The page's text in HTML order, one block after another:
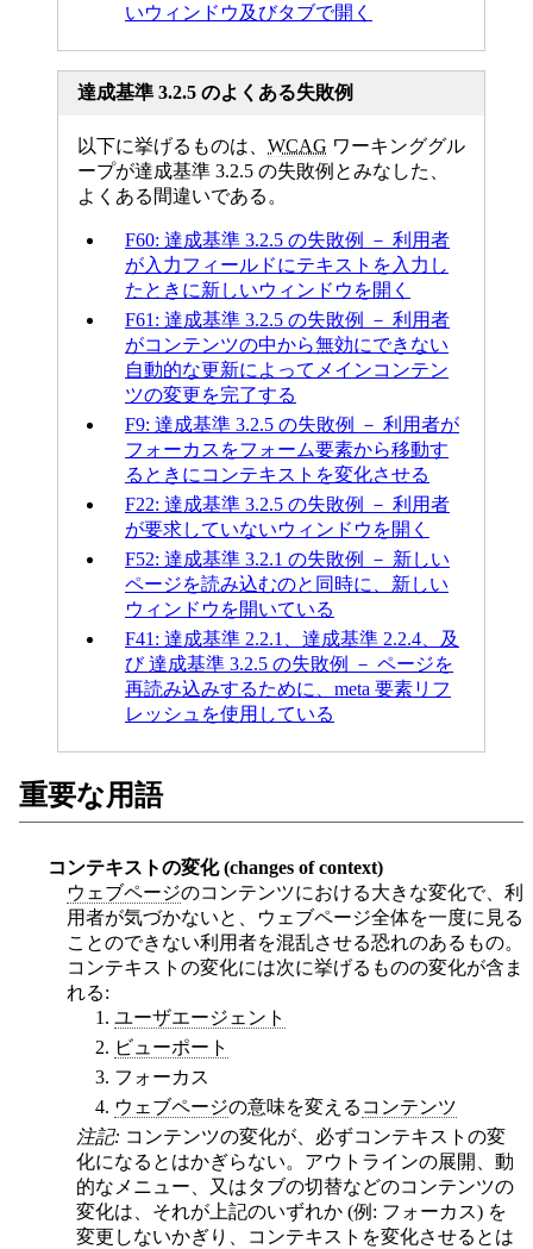
いウィンドウ及びタブで開く
達成基準 3.2.5 のよくある失敗例
以下に挙げるものは、 WCAG ワーキンググル
ープが達成基準 3.2.5 の失敗例とみなした、
よくある間違いである。
F60: 達成基準 3.2.5 の失敗例 － 利用者
が入力フィールドにテキストを入力し
たときに新しいウィンドウを開く
F61: 達成基準 3.2.5 の失敗例 － 利用者
がコンテンツの中から無効にできない
自動的な更新によってメインコンテン
ツの変更を完了する
F9: 達成基準 3.2.5 の失敗例 － 利用者が
フォーカスをフォーム要素から移動す
るときにコンテキストを変化させる
F22: 達成基準 3.2.5 の失敗例 － 利用者
が要求していないウィンドウを開く
F52: 達成基準 3.2.1 の失敗例 － 新しい
ページを読み込むのと同時に、新しい
ウィンドウを開いている
F41: 達成基準 2.2.1、達成基準 2.2.4、及
び 達成基準 3.2.5 の失敗例 － ページを
再読み込みするために、meta 要素リフ
レッシュを使用している
重要な用語
コンテキストの変化 (changes of context)
ウェブページのコンテンツにおける大きな変化で、利
用者が気づかないと、ウェブページ全体を一度に見る
ことのできない利用者を混乱させる恐れのあるもの。
コンテキストの変化には次に挙げるものの変化が含ま
れる:
ユーザエージェント
ビューポート
フォーカス
ウェブページの意味を変える コンテンツ
注記: コンテンツの変化が、必ずコンテキストの変
化になるとはかぎらない。アウトラインの展開、動
的なメニュー、又はタブの切替などのコンテンツの
変化は、それが上記のいずれか (例: フォーカス) を
変更しないかぎり、コンテキストを変化させるとは